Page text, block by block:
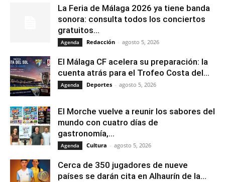
La Feria de Málaga 2026 ya tiene banda
sonora: consulta todos los conciertos
gratuitos...
Agenda Redacción - agosto 5, 2026
El Málaga CF acelera su preparación: la
cuenta atrás para el Trofeo Costa del...
Agenda Deportes - agosto 5, 2026
El Morche vuelve a reunir los sabores del
mundo con cuatro días de
gastronomía,...
Agenda Cultura - agosto 5, 2026
Cerca de 350 jugadores de nueve
países se darán cita en Alhaurín de la...